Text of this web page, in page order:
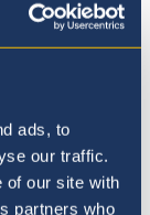
ads, to
our traffic.
of our site with
partners who